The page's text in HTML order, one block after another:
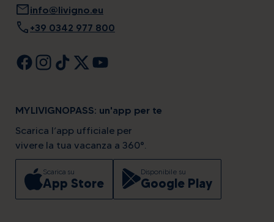
mailinfo@livigno.eu
call +39 0342 977 800
MYLIVIGNOPASS: un'app per te
Scarica l’app ufficiale per
vivere la tua vacanza a 360°.
Scarica su
App Store
Disponibile su
Google Play